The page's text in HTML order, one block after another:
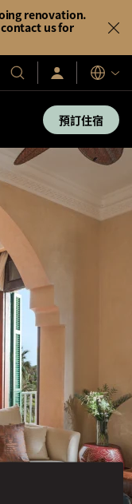
renovation.
us for
我
們
及
假
登
入/
即
加
入
語
言
預訂住宿